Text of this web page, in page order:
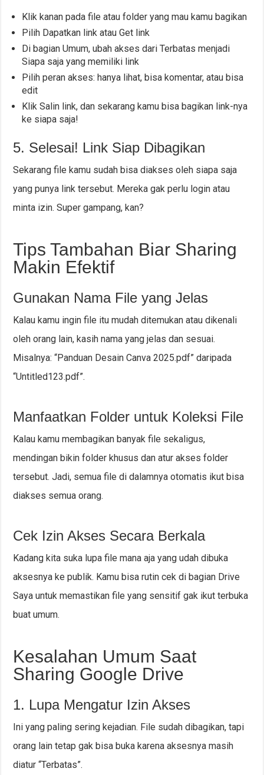
Klik kanan pada file atau folder yang mau kamu bagikan
Pilih Dapatkan link atau Get link
Di bagian Umum, ubah akses dari Terbatas menjadi
Siapa saja yang memiliki link
Pilih peran akses: hanya lihat, bisa komentar, atau bisa
edit
Klik Salin link, dan sekarang kamu bisa bagikan link-nya
ke siapa saja!
5. Selesai! Link Siap Dibagikan
Sekarang file kamu sudah bisa diakses oleh siapa saja
yang punya link tersebut. Mereka gak perlu login atau
minta izin. Super gampang, kan?
Tips Tambahan Biar Sharing
Makin Efektif
Gunakan Nama File yang Jelas
Kalau kamu ingin file itu mudah ditemukan atau dikenali
oleh orang lain, kasih nama yang jelas dan sesuai.
Misalnya: “Panduan Desain Canva 2025.pdf” daripada
“Untitled123.pdf”.
Manfaatkan Folder untuk Koleksi File
Kalau kamu membagikan banyak file sekaligus,
mendingan bikin folder khusus dan atur akses folder
tersebut. Jadi, semua file di dalamnya otomatis ikut bisa
diakses semua orang.
Cek Izin Akses Secara Berkala
Kadang kita suka lupa file mana aja yang udah dibuka
aksesnya ke publik. Kamu bisa rutin cek di bagian Drive
Saya untuk memastikan file yang sensitif gak ikut terbuka
buat umum.
Kesalahan Umum Saat
Sharing Google Drive
1. Lupa Mengatur Izin Akses
Ini yang paling sering kejadian. File sudah dibagikan, tapi
orang lain tetap gak bisa buka karena aksesnya masih
diatur “Terbatas”.